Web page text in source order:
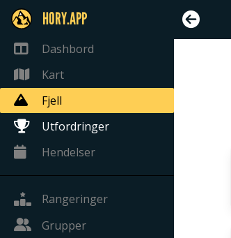
HORY.APP
Dashbord
Kart
Fjell
Utfordringer
Hendelser
Rangeringer
Grupper